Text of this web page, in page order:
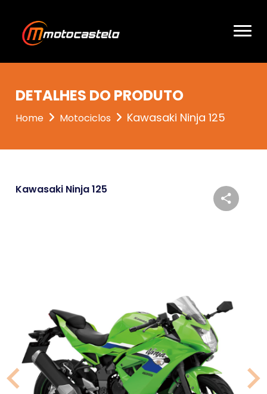
DETALHES DO PRODUTO
Home Motociclos Kawasaki Ninja 125
Kawasaki Ninja 125